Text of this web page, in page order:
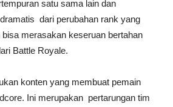
satu sama lain dan
dari perubahan rank yang
merasakan keseruan bertahan
Battle Royale.
konten yang membuat pemain
Ini merupakan pertarungan tim